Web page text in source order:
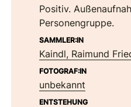
Positiv.
Personengruppe.
SAMMLER:IN
Kaindl, Raimund
FOTOGRAF:IN
unbekannt
ENTSTEHUNG